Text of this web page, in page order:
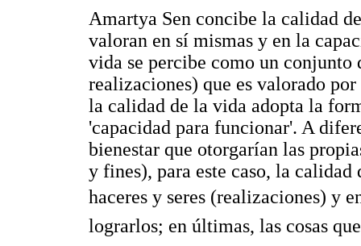
Amartya Sen concibe la calidad
valoran en sí mismas y en la
vida se percibe como un conjunto
realizaciones) que es valorado
la calidad de la vida adopta la
'capacidad para funcionar'. A
bienestar que otorgarían las
y fines), para este caso, la calidad
haceres y seres (realizaciones)
lograrlos; en últimas, las cosas